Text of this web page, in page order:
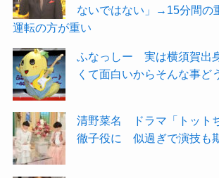
ないではない」→15分間の
運転の方が重い
ふなっしー 実は横須賀出
くて面白いからそんな事ど
清野菜名 ドラマ「トット
徹子役に 似過ぎで演技も